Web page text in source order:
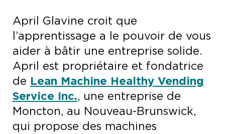
April Glavine croit que
l’apprentissage a le pouvoir de vous
aider à bâtir une entreprise solide.
April est propriétaire et fondatrice
de Lean Machine Healthy Vending
Service Inc., une entreprise de
Moncton, au Nouveau-Brunswick,
qui propose des machines